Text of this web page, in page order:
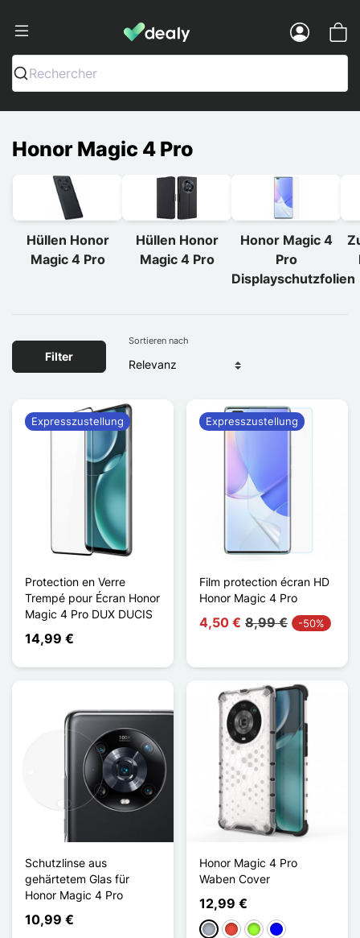
Dealy - Hüllen und Zubehör für
Rechercher
Honor Magic 4 Pro
Hüllen Honor
Magic 4 Pro
Hüllen Honor
Magic 4 Pro
Honor Magic 4
Pro
Displayschutzfolien
Filter
Sortieren nach
Protection en Verre
Trempé pour Écran Honor
Magic 4 Pro DUX DUCIS
14,99 €
Expresszustellung
Film protection écran HD
Honor Magic 4 Pro
4,50 € 8,99 € -50%
Expresszustellung
Schutzlinse aus
gehärtetem Glas für
Honor Magic 4 Pro
10,99 €
Honor Magic 4 Pro
Waben Cover
12,99 €
GrauRot Apfelgrün
Blau